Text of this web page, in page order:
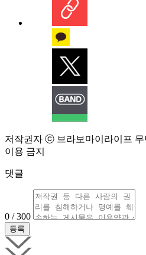
저작권자 ⓒ 브라보마이라이프
이용 금지
댓글
0 / 300